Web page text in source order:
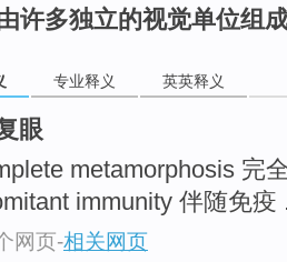
许多独立的视觉单位组
专业释义 英英释义
眼
metamorphosis 完
immunity 伴随免疫
网页-相关网页